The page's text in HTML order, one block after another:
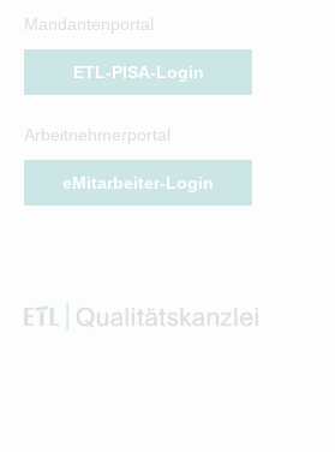
Mandantenportal
ETL-PISA-Login
Arbeitnehmerportal
eMitarbeiter-Login